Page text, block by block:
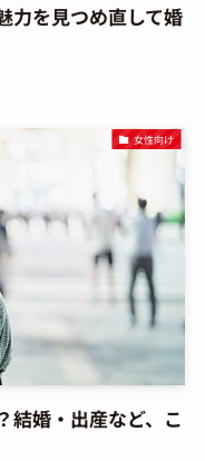
力を見つめ直して婚
女性向け
結婚・出産など、こ